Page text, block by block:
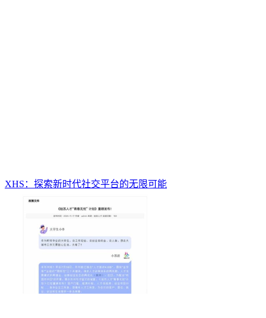
XHS：探索新时代社交平台的无限可能